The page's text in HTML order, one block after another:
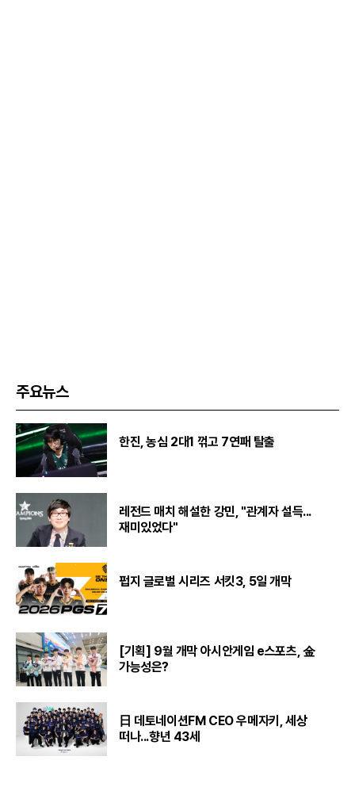
주요뉴스
한진, 농심 2대1 꺾고 7연패 탈출
레전드 매치 해설한 강민, "관계자 설득...
재미있었다"
펍지 글로벌 시리즈 서킷3, 5일 개막
[기획] 9월 개막 아시안게임 e스포츠, 金
가능성은?
日 데토네이션FM CEO 우메자키, 세상
떠나...향년 43세